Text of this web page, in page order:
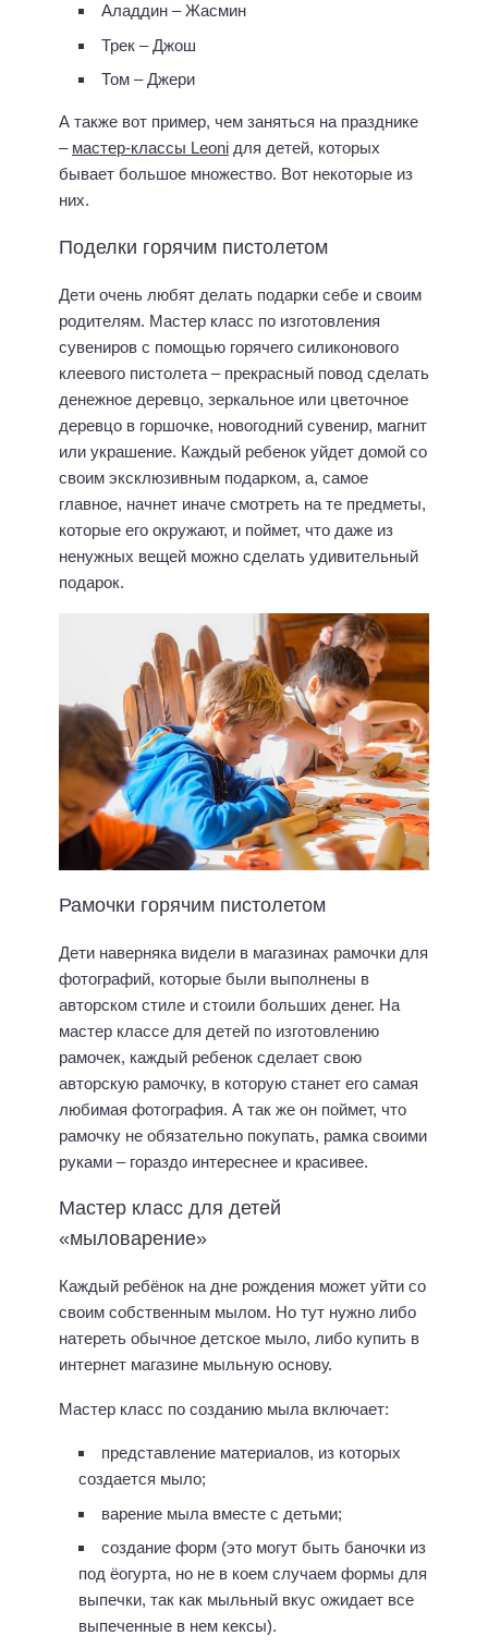
Аладдин – Жасмин
Трек – Джош
Том – Джери
А также вот пример, чем заняться на празднике
– мастер-классы Leoni для детей, которых
бывает большое множество. Вот некоторые из
них.
Поделки горячим пистолетом
Дети очень любят делать подарки себе и своим
родителям. Мастер класс по изготовления
сувениров с помощью горячего силиконового
клеевого пистолета – прекрасный повод сделать
денежное деревцо, зеркальное или цветочное
деревцо в горшочке, новогодний сувенир, магнит
или украшение. Каждый ребенок уйдет домой со
своим эксклюзивным подарком, а, самое
главное, начнет иначе смотреть на те предметы,
которые его окружают, и поймет, что даже из
ненужных вещей можно сделать удивительный
подарок.
Рамочки горячим пистолетом
Дети наверняка видели в магазинах рамочки для
фотографий, которые были выполнены в
авторском стиле и стоили больших денег. На
мастер классе для детей по изготовлению
рамочек, каждый ребенок сделает свою
авторскую рамочку, в которую станет его самая
любимая фотография. А так же он поймет, что
рамочку не обязательно покупать, рамка своими
руками – гораздо интереснее и красивее.
Мастер класс для детей
«мыловарение»
Каждый ребёнок на дне рождения может уйти со
своим собственным мылом. Но тут нужно либо
натереть обычное детское мыло, либо купить в
интернет магазине мыльную основу.
Мастер класс по созданию мыла включает:
представление материалов, из которых
создается мыло;
варение мыла вместе с детьми;
создание форм (это могут быть баночки из
под ёогурта, но не в коем случаем формы для
выпечки, так как мыльный вкус ожидает все
выпеченные в нем кексы).